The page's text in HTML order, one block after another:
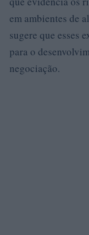
em ambientes de
sugere que esses
para o
negociação.